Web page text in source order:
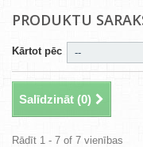
PRODUKTU
Kārtot pēc
Salīdzināt (0)
Rādīt 1 - 7 of 7 vienības